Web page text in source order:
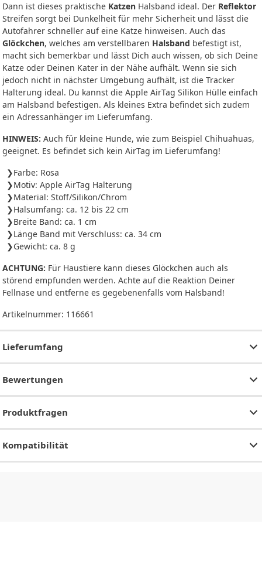
Dann ist dieses praktische Katzen Halsband ideal. Der Reflektor
Streifen sorgt bei Dunkelheit für mehr Sicherheit und lässt die
Autofahrer schneller auf eine Katze hinweisen. Auch das
Glöckchen, welches am verstellbaren Halsband befestigt ist,
macht sich bemerkbar und lässt Dich auch wissen, ob sich Deine
Katze oder Deinen Kater in der Nähe aufhält. Wenn sie sich
jedoch nicht in nächster Umgebung aufhält, ist die Tracker
Halterung ideal. Du kannst die Apple AirTag Silikon Hülle einfach
am Halsband befestigen. Als kleines Extra befindet sich zudem
ein Adressanhänger im Lieferumfang.
HINWEIS: Auch für kleine Hunde, wie zum Beispiel Chihuahuas,
geeignet. Es befindet sich kein AirTag im Lieferumfang!
Farbe: Rosa
Motiv: Apple AirTag Halterung
Material: Stoff/Silikon/Chrom
Halsumfang: ca. 12 bis 22 cm
Breite Band: ca. 1 cm
Länge Band mit Verschluss: ca. 34 cm
Gewicht: ca. 8 g
ACHTUNG: Für Haustiere kann dieses Glöckchen auch als
störend empfunden werden. Achte auf die Reaktion Deiner
Fellnase und entferne es gegebenenfalls vom Halsband!
Artikelnummer: 116661
Lieferumfang
Bewertungen
Produktfragen
Kompatibilität